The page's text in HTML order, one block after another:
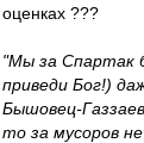
оценках ???
"Мы за Спартак
приведи Бог!)
Бышовец-
то за мусоров